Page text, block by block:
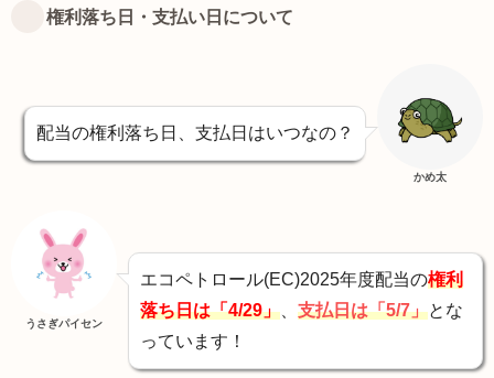
権利落ち日・支払い日について
配当の権利落ち日、支払日はいつなの？
かめ太
うさぎパイセン
エコペトロール(EC)2025年度配当の権利
落ち日は「4/29」
支払日は「5/7」とな
っています！